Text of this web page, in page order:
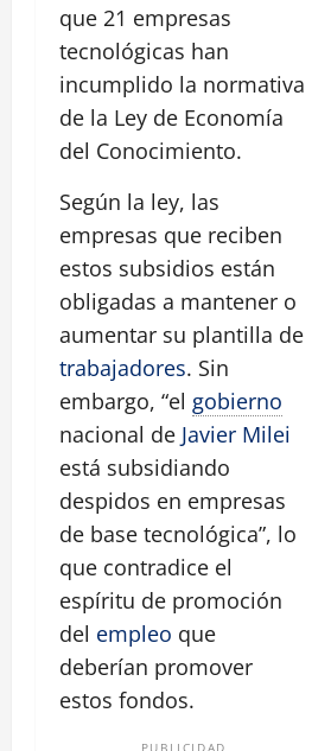
que 21 empresas
tecnológicas han
incumplido la normativa
de la Ley de Economía
del Conocimiento.
Según la ley, las
empresas que reciben
estos subsidios están
obligadas a mantener o
aumentar su plantilla de
trabajadores. Sin
embargo, el gobierno
nacional de Javier Milei
está subsidiando
despidos en empresas
de base tecnológica , lo
que contradice el
espíritu de promoción
del empleo que
deberían promover
estos fondos.
PUBLICIDAD